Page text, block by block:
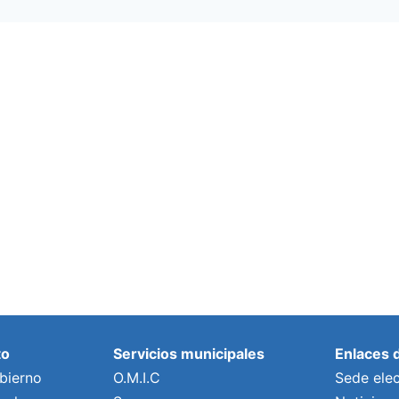
Servicios municipales
O.M.I.C
Enlaces
Sede